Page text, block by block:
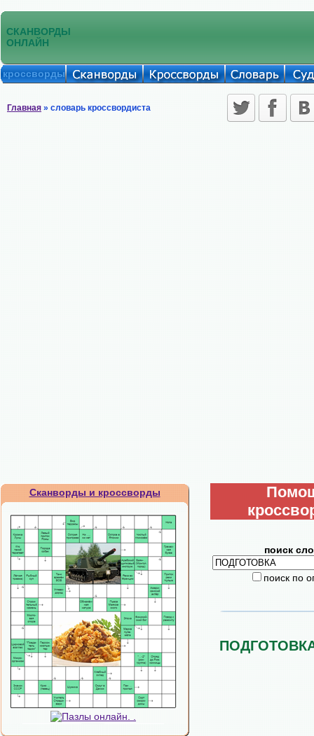
СКАНВОРДЫ
ОНЛАЙН
кроссворды
Главная » словарь кроссвордиста
Сканворды и кроссворды
поиск
поиск по